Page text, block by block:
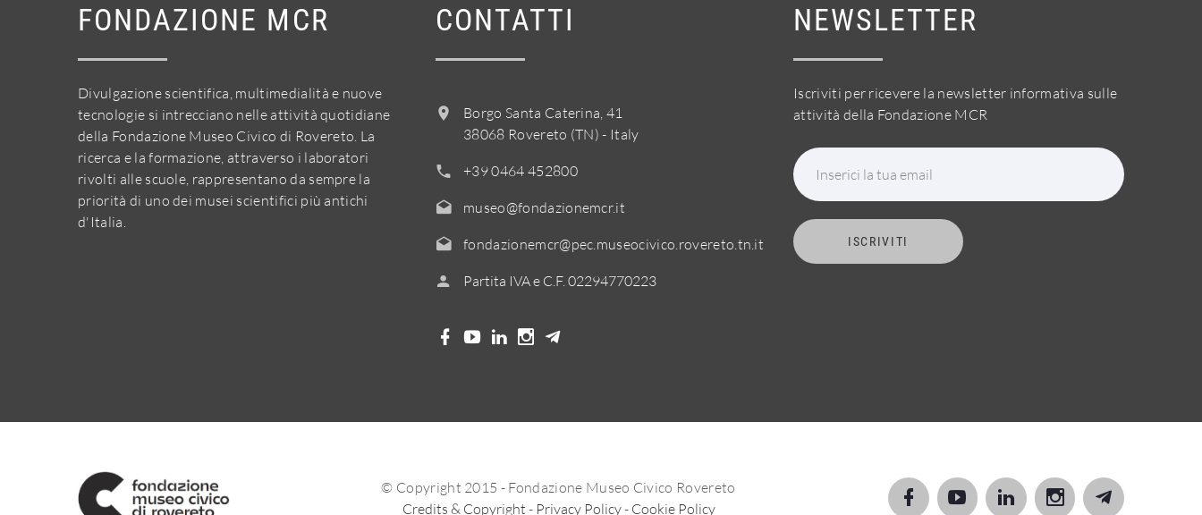
FONDAZIONE MCR
Divulgazione scientifica, multimedialità e nuove
tecnologie si intrecciano nelle attività quotidiane
della Fondazione Museo Civico di Rovereto. La
ricerca e la formazione, attraverso i laboratori
rivolti alle scuole, rappresentano da sempre la
priorità di uno dei musei scientifici più antichi
d'Italia.
CONTATTI
Borgo Santa Caterina, 41
38068 Rovereto (TN) - Italy
+39 0464 452800
museo@fondazionemcr.it
fondazionemcr@pec.museocivico.rovereto.tn.it
Partita IVA e C.F. 02294770223
NEWSLETTER
Iscriviti per ricevere la newsletter informativa sulle
attività della Fondazione MCR
Inserici la tua email
ISCRIVITI
© Copyright 2015 - Fondazione Museo Civico Rovereto
Credits & Copyright - Privacy Policy- Cookie Policy